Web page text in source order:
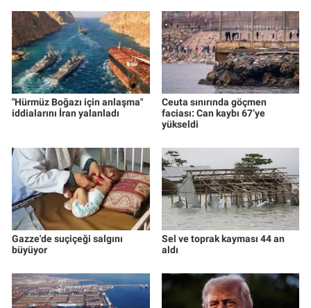
"Hürmüz Boğazı için anlaşma"
iddialarını İran yalanladı
Ceuta sınırında göçmen
faciası: Can kaybı 67’ye
yükseldi
Gazze'de suçiçeği salgını
büyüyor
Sel ve toprak kayması 44 an
aldı